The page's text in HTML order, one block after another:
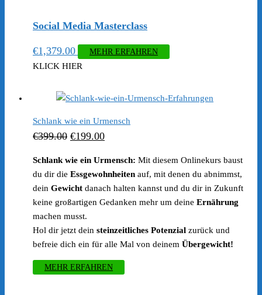
Social Media Masterclass
€1,379.00 MEHR ERFAHREN
KLICK HIER
Schlank wie ein Urmensch
€399.00 Ursprünglicher
war:
€399.00
€199.00Aktueller
ist:
€199.00.
Schlank wie ein Urmensch: Mit diesem Onlinekurs baust
du dir die Essgewohnheiten auf, mit denen du abnimmst,
dein Gewicht danach halten kannst und du dir in Zukunft
keine großartigen Gedanken mehr um deine Ernährung
machen musst.
Hol dir jetzt dein steinzeitliches Potenzial zurück und
befreie dich ein für alle Mal von deinem Übergewicht!
MEHR ERFAHREN